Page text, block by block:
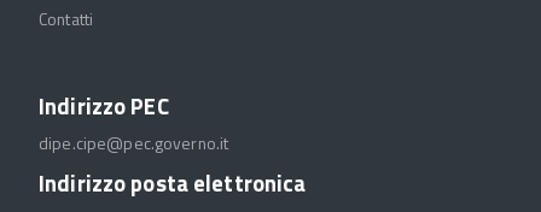
Contatti
Indirizzo PEC
dipe.cipe@pec.governo.it
Indirizzo posta elettronica